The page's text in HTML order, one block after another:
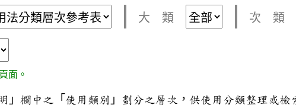
大 類 次 類
面。
」欄中之「使用類別」劃分之層次，供使用分類整理或檢